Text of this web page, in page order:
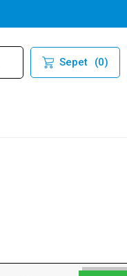
Sepet (0)